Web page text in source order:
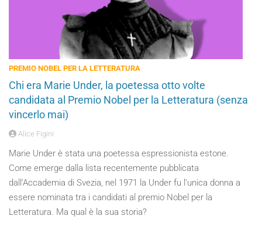
PREMIO NOBEL PER LA LETTERATURA
Chi era Marie Under, la poetessa otto volte
candidata al Premio Nobel per la Letteratura (senza
vincerlo mai)
Alice Figini
Marie Under è stata una poetessa espressionista estone.
Come emerge dalla lista recentemente pubblicata
dall’Accademia di Svezia, nel 1971 la Under fu l’unica donna a
essere nominata tra i candidati al premio Nobel per la
Letteratura. Ma qual è la sua storia?